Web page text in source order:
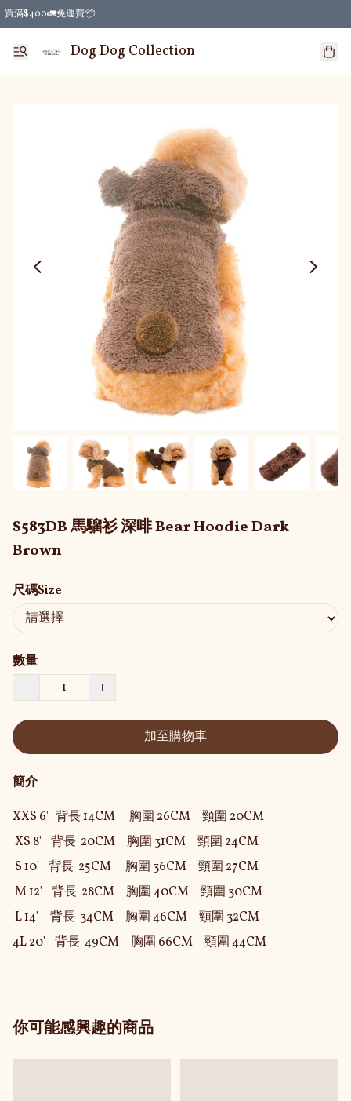
買滿$400🚛免運費📦
Dog Dog Collection
S583DB 馬騮衫 深啡 Bear Hoodie Dark
Brown
尺碼Size
數量
−
+
加至購物車
簡介
−
XXS 6'   背長 14CM      胸圍 26CM     頸圍 20CM
4L 20'    背長  49CM     胸圍 66CM     頸圍 44CM
你可能感興趣的商品